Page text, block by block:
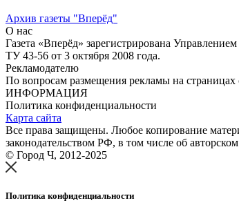
Архив газеты "Вперёд"
О нас
Газета «Вперёд» зарегистрирована
ТУ 43-56 от 3 октября 2008 года.
Рекламодателю
По вопросам размещения рекламы на
ИНФОРМАЦИЯ
Политика конфиденциальности
Карта сайта
Все права защищены. Любое копирование
законодательством РФ, в том числе об
© Город Ч, 2012-2025
Политика конфиденциальности